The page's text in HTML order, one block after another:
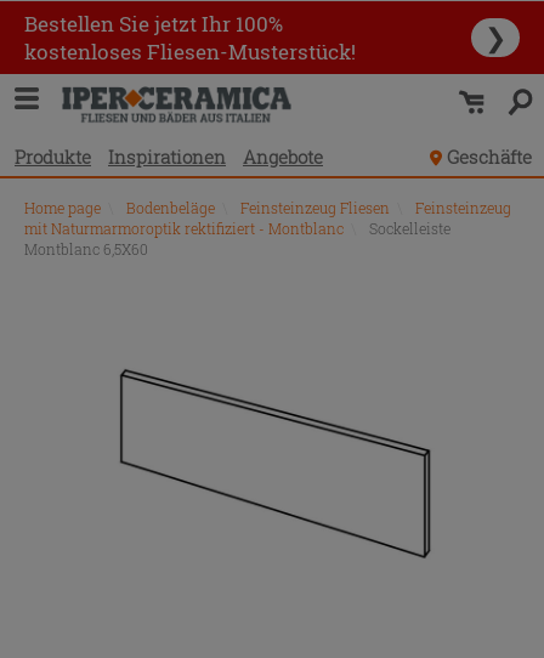
Bestellen Sie jetzt Ihr 100%
kostenloses Fliesen-Musterstück!
❯
Produkte Inspirationen Angebote Geschäfte
Home page Bodenbeläge Feinsteinzeug Fliesen
Feinsteinzeug
mit Naturmarmoroptik rektifiziert - Montblanc
Sockelleiste
Montblanc 6,5X60